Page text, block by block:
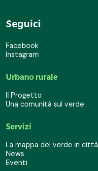
Seguici
Facebook
Instagram
Urbano rurale
Il Progetto
Una comunità sul verde
Servizi
La mappa del verde in città
News
Eventi